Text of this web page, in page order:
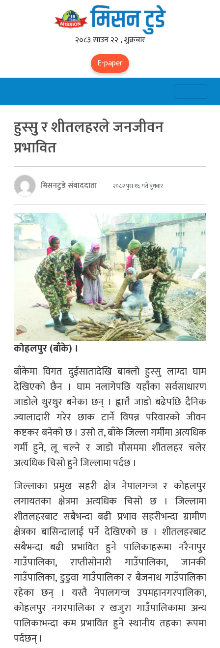
२०८३ साउन २२ , शुक्रबार
E-paper
हुस्सु र शीतलहरले जनजीवन
प्रभावित
मिसनटुडे संवाददाता २०८२ पुस १६ गते बुधबार
कोहलपुर (बाँके) ।
बाँकेमा विगत दुईसातादेखि बाक्लो हुस्सु लाग्दा घाम
देखिएको छैन । घाम नलागेपछि यहाँका सर्वसाधारण
जाडोले थुरथुर बनेका छन् । ह्वात्तै जाडो बढेपछि दैनिक
ज्यालादारी गरेर छाक टार्ने विपन्न परिवारको जीवन
कष्टकर बनेको छ । उसो त, बाँके जिल्ला गर्मीमा अत्यधिक
गर्मी हुने, लू चल्ने र जाडो मौसममा शीतलहर चलेर
अत्यधिक चिसो हुने जिल्लामा पर्दछ ।
जिल्लाका प्रमुख सहरी क्षेत्र नेपालगन्ज र कोहलपुर
लगायतका क्षेत्रमा अत्यधिक चिसो छ । जिल्लामा
शीतलहरबाट सबैभन्दा बढी प्रभाव सहरीभन्दा ग्रामीण
क्षेत्रका बासिन्दालाई पर्ने देखिएको छ । शीतलहरबाट
सबैभन्दा बढी प्रभावित हुने पालिकाहरूमा नरैनापुर
गाउँपालिका, राप्तीसोनारी गाउँपालिका, जानकी
गाउँपालिका, डुडुवा गाउँपालिका र बैजनाथ गाउँपालिका
रहेका छन् । यस्तै नेपालगन्ज उपमहानगरपालिका,
कोहलपुर नगरपालिका र खजुरा गाउँपालिकामा अन्य
पालिकाभन्दा कम प्रभावित हुने स्थानीय तहका रूपमा
पर्दछन् ।